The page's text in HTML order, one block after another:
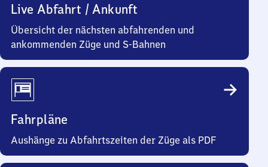
Live Abfahrt / Ankunft
Übersicht der nächsten abfahrenden und
ankommenden Züge und S-Bahnen
Fahrpläne
Aushänge zu Abfahrtszeiten der Züge als PDF